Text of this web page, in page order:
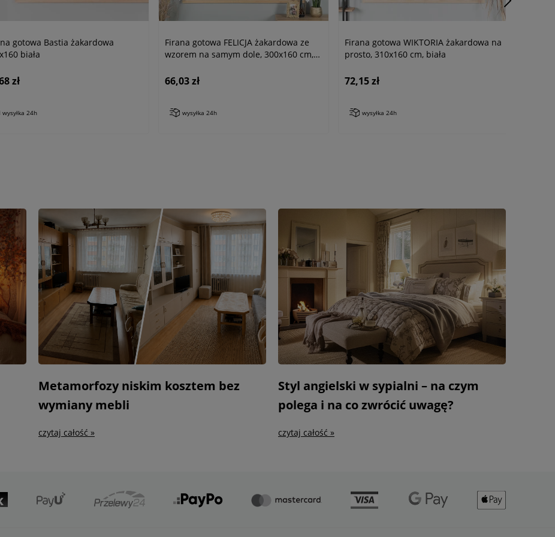
gotowa Bastia żakardowa
biała
zł
wysyłka 24h
Firana gotowa FELICJA żakardowa ze
wzorem na samym dole, 300x160 cm,
66,03 zł
wysyłka 24h
Firana gotowa WIKTORIA żakardowa na
prosto, 310x160 cm, biała
72,15 zł
wysyłka 24h
Metamorfozy niskim kosztem bez
wymiany mebli
czytaj całość »
Styl angielski w sypialni – na czym
polega i na co zwrócić uwagę?
czytaj całość »